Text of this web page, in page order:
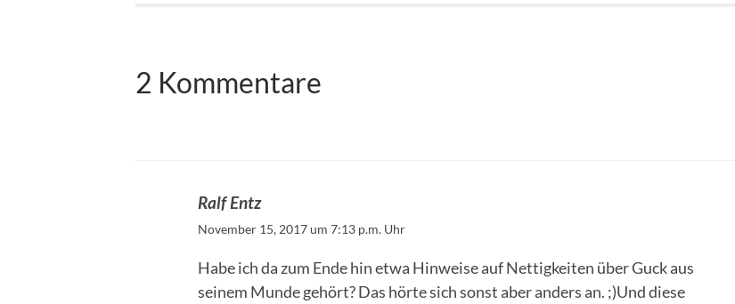
2 Kommentare
Ralf Entz
November 15, 2017 um 7:13 p.m. Uhr
Habe ich da zum Ende hin etwa Hinweise auf Nettigkeiten über Guck aus
seinem Munde gehört? Das hörte sich sonst aber anders an. ;)Und diese